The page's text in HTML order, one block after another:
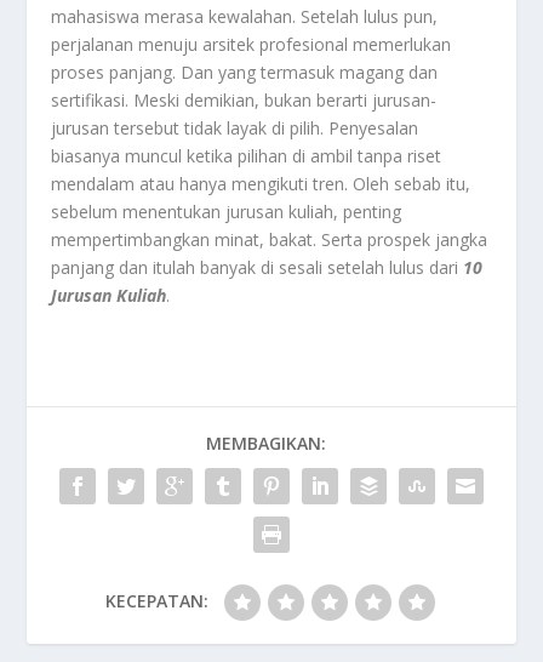
mahasiswa merasa kewalahan. Setelah lulus pun,
perjalanan menuju arsitek profesional memerlukan
proses panjang. Dan yang termasuk magang dan
sertifikasi. Meski demikian, bukan berarti jurusan-
jurusan tersebut tidak layak di pilih. Penyesalan
biasanya muncul ketika pilihan di ambil tanpa riset
mendalam atau hanya mengikuti tren. Oleh sebab itu,
sebelum menentukan jurusan kuliah, penting
mempertimbangkan minat, bakat. Serta prospek jangka
panjang dan itulah banyak di sesali setelah lulus dari 10
Jurusan Kuliah.
MEMBAGIKAN:
KECEPATAN: